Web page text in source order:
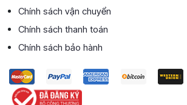
Chính sách vận chuyển
Chính sách thanh toán
Chính sách bảo hành